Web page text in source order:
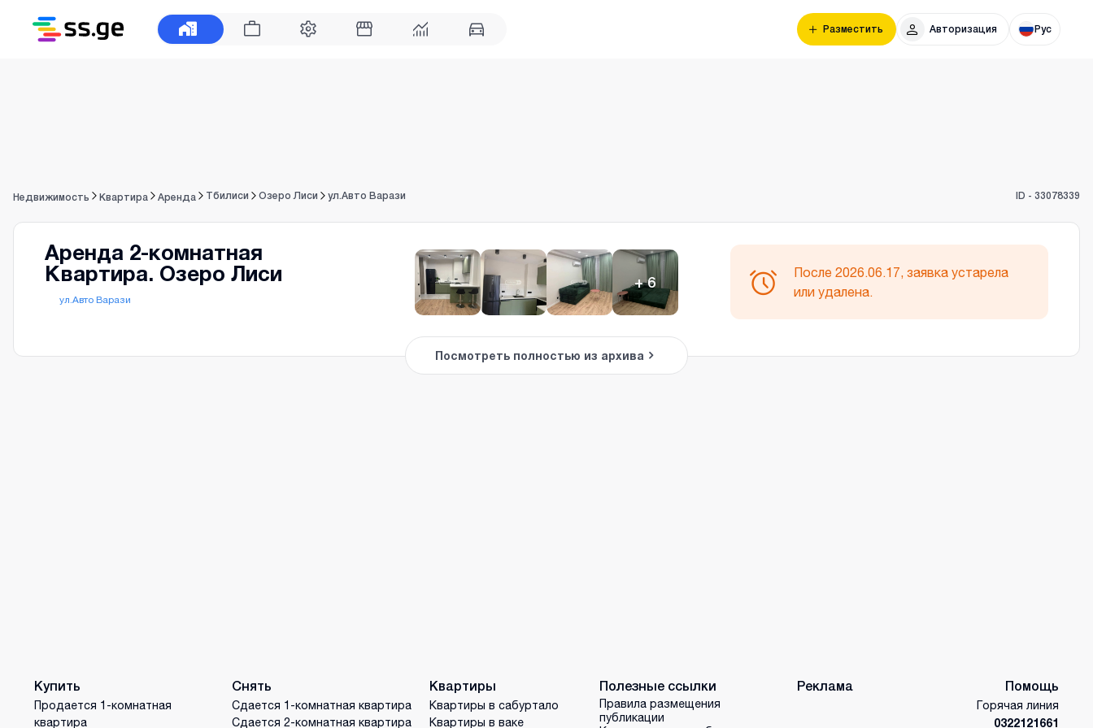
Разместить Авторизация Рус
Недвижимость Квартира Аренда Тбилиси Озеро Лиси ул.Авто Варази ID - 33078339
Аренда 2-комнатная
Квартира. Озеро Лиси
ул.Авто Варази
+6
После 2026.06.17, заявка устарела
или удалена.
Посмотреть полностью из архива
Купить
Продается 1-комнатная
квартира
Снять
Сдается 1-комнатная квартира
Сдается 2-комнатная квартира
Квартиры
Квартиры в сабуртало
Квартиры в ваке
Полезные ссылки
Правила размещения
публикации
Реклама Помощь
Горячая линия
0322121661